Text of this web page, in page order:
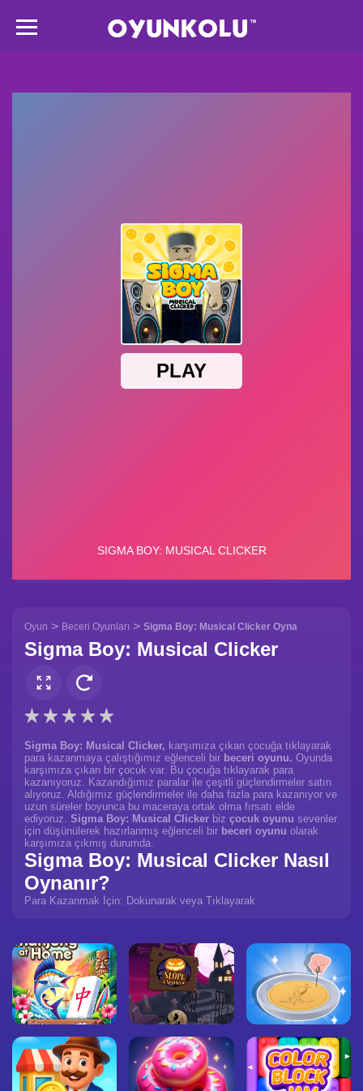
Oyun > Beceri Oyunları > Sigma Boy: Musical Clicker Oyna
Sigma Boy: Musical Clicker
Sigma Boy: Musical Clicker, karşımıza çıkan çocuğa tıklayarak
para kazanmaya çalıştığımız eğlenceli bir beceri oyunu. Oyunda
karşımıza çıkan bir çocuk var. Bu çocuğa tıklayarak para
kazanıyoruz. Kazandığımız paralar ile çeşitli güçlendirmeler satın
alıyoruz. Aldığımız güçlendirmeler ile daha fazla para kazanıyor ve
uzun süreler boyunca bu maceraya ortak olma fırsatı elde
ediyoruz. Sigma Boy: Musical Clicker biz çocuk oyunu sevenler
için düşünülerek hazırlanmış eğlenceli bir beceri oyunu olarak
karşımıza çıkmış durumda.
Sigma Boy: Musical Clicker Nasıl
Oynanır?
Para Kazanmak İçin: Dokunarak veya Tıklayarak